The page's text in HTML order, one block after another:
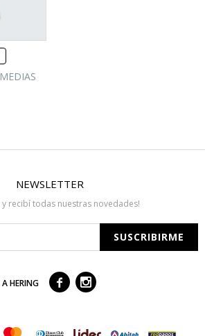
NEWSLETTER
y recibí todas nuestras novedades!
SUSCRIBIRME
A HERING  